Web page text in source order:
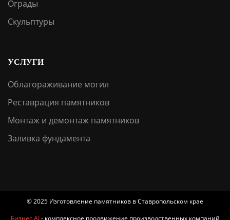
Ограды
Скульптуры
УСЛУГИ
Облагораживание могил
Реставрация памятников
Монтаж и демонтаж памятников
Заливка фундамента
© 2025 Изготовление памятников в Ставропольском крае